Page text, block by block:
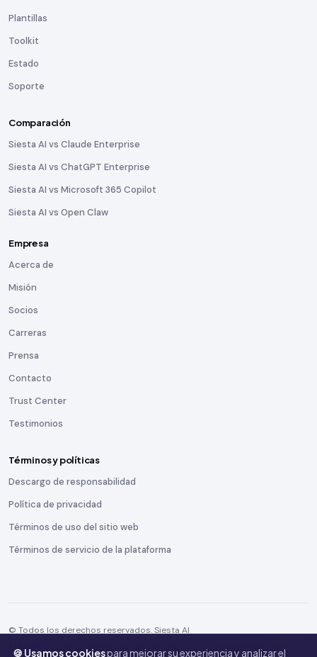
Plantillas
Toolkit
Estado
Soporte
Comparación
Siesta AI vs Claude Enterprise
Siesta AI vs ChatGPT Enterprise
Siesta AI vs Microsoft 365 Copilot
Siesta AI vs Open Claw
Empresa
Acerca de
Misión
Socios
Carreras
Prensa
Contacto
Trust Center
Testimonios
Términos y políticas
Descargo de responsabilidad
Política de privacidad
Términos de uso del sitio web
Términos de servicio de la plataforma
© Todos los derechos reservados. Siesta AI
Este sitio está protegido por reCAPTCHA y se aplican la
Política de
🍪 Usamos cookiespara mejorar su experiencia y analizar el